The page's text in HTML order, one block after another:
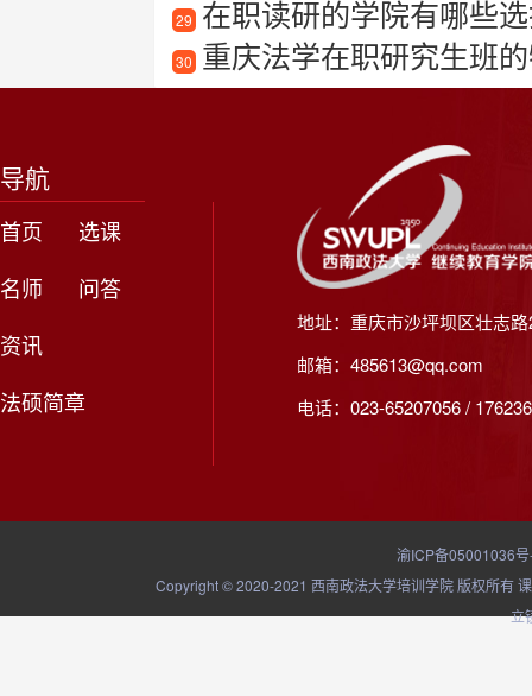
29 在职读研的学院有哪些
30 重庆法学在职研究生班
导航
首页
选课
名师
问答
资讯
法硕简章
地址：重庆市沙坪坝区壮志
邮箱：485613@qq.com
电话：023-65207056 /
渝ICP备05001036
Copyright © 2020-2021 西南政法大学培训学院 版权所有
立